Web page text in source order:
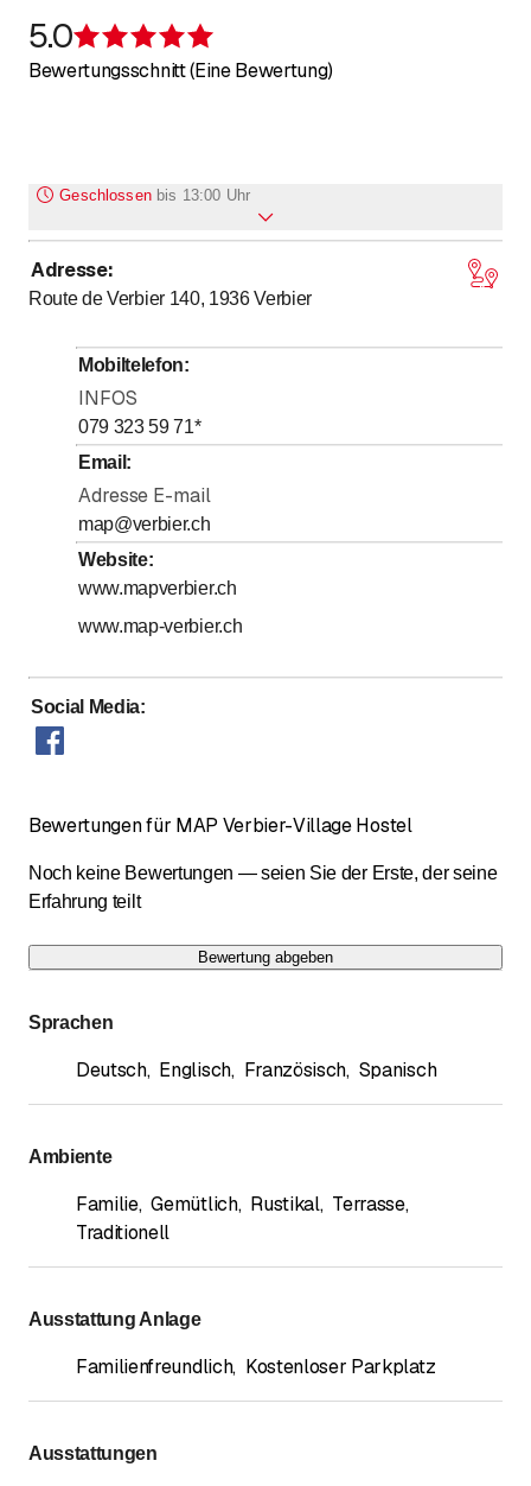
5.0
Bewertungsschnitt (Eine Bewertung)
Geschlossen bis 13:00 Uhr
Montag
30
Dienstag
Mittwoch
13:00- bis
18:30
Donnerstag
Freitag
Samstag
Sonntag
Horaires d'accueil
Adresse:
Route de Verbier 140, 1936 Verbier
Mobiltelefon:
INFOS
079 323 59 71*
Email :
Adresse E-mail
map@verbier.ch
Website:
www.mapverbier.ch
www.map-verbier.ch
Social Media:
Bewertungen für MAP Verbier-Village Hostel
Noch keine Bewertungen — seien Sie der Erste, der seine
Erfahrung teilt
Bewertung abgeben
Sprachen
Deutsch, Englisch, Französisch, Spanisch
Ambiente
Familie, Gemütlich, Rustikal, Terrasse,
Traditionell
Ausstattung Anlage
Familienfreundlich, Kostenloser Parkplatz
Ausstattungen